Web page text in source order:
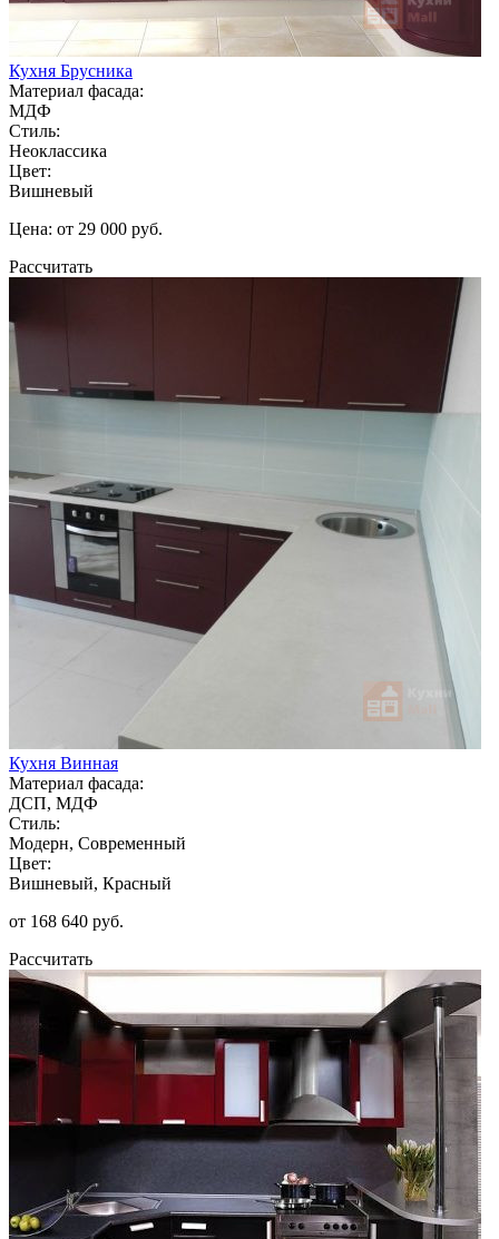
Кухня Брусника
Материал фасада:
МДФ
Стиль:
Неоклассика
Цвет:
Вишневый
Цена: от 29 000 руб.
Рассчитать
Кухня Винная
Материал фасада:
ДСП, МДФ
Стиль:
Модерн, Современный
Цвет:
Вишневый, Красный
от 168 640 руб.
Рассчитать